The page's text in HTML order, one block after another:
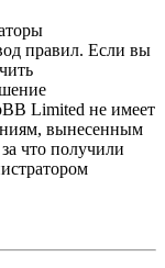
правил. Если вы
Limited не имеет
вынесенным
что получили